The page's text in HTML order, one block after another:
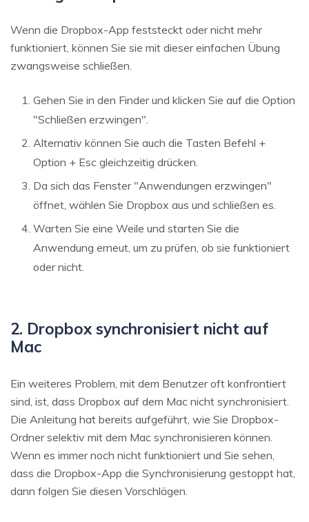
Wenn die Dropbox-App feststeckt oder nicht mehr
funktioniert, können Sie sie mit dieser einfachen Übung
zwangsweise schließen.
Gehen Sie in den Finder und klicken Sie auf die Option
"Schließen erzwingen".
Alternativ können Sie auch die Tasten Befehl +
Option + Esc gleichzeitig drücken.
Da sich das Fenster "Anwendungen erzwingen"
öffnet, wählen Sie Dropbox aus und schließen es.
Warten Sie eine Weile und starten Sie die
Anwendung erneut, um zu prüfen, ob sie funktioniert
oder nicht.
2. Dropbox synchronisiert nicht auf
Mac
Ein weiteres Problem, mit dem Benutzer oft konfrontiert
sind, ist, dass Dropbox auf dem Mac nicht synchronisiert.
Die Anleitung hat bereits aufgeführt, wie Sie Dropbox-
Ordner selektiv mit dem Mac synchronisieren können.
Wenn es immer noch nicht funktioniert und Sie sehen,
dass die Dropbox-App die Synchronisierung gestoppt hat,
dann folgen Sie diesen Vorschlägen.